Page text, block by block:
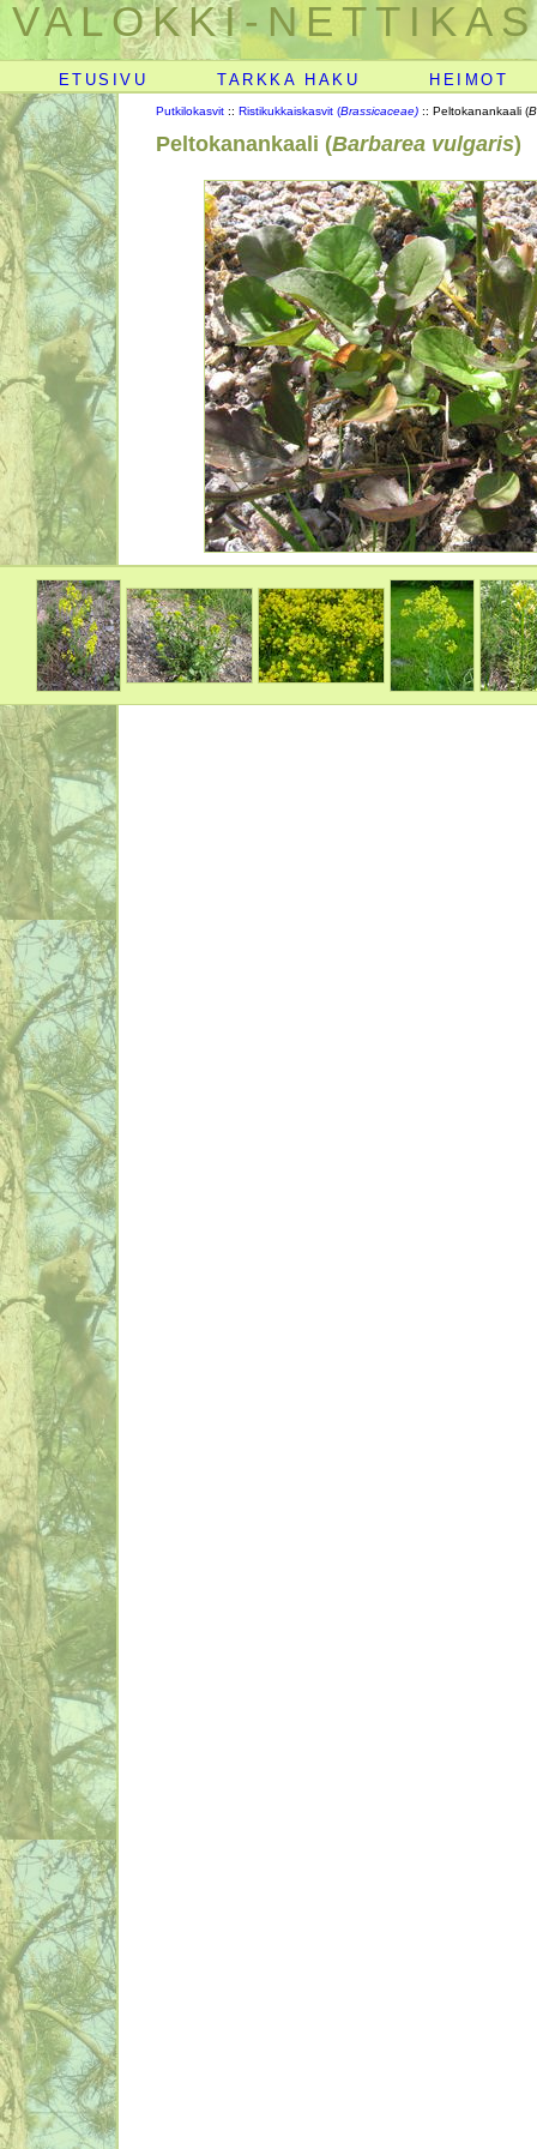
VALOKKI-
ETUSIVU TARKKA HAKU HEIMOT
Putkilokasvit :: Ristikukkaiskasvit (Brassicaceae) :: Peltokanankaali (
Peltokanankaali (Barbarea vulgaris)